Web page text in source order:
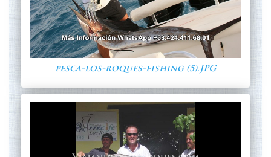
pesca-los-roques-fishing (5).JPG